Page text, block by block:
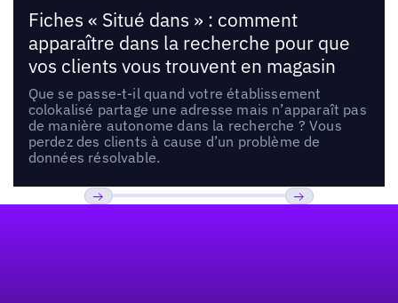
Fiches « Situé dans » : comment
apparaître dans la recherche pour que
vos clients vous trouvent en magasin
Que se passe-t-il quand votre établissement
colokalisé partage une adresse mais n’apparaît pas
de manière autonome dans la recherche ? Vous
perdez des clients à cause d’un problème de
données résolvable.